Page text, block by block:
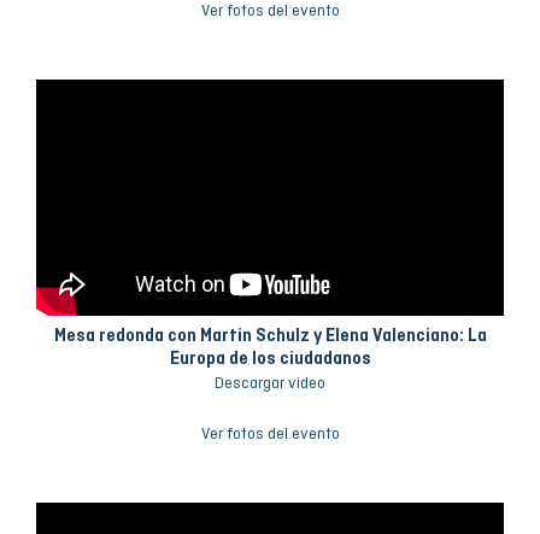
Ver fotos del evento
Mesa redonda con Martin Schulz y Elena Valenciano: La
Europa de los ciudadanos
Descargar video
Ver fotos del evento